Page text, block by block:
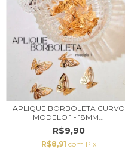
APLIQUE BORBOLETA CURVO
MODELO 1 - 18MM...
R$9,90
R$8,91 com Pix